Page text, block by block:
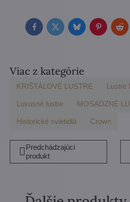
FacebookTwitterBlueskyPinterest
Viac z kategórie
KRIŠTÁĽOVÉ LUSTRE Lustre
Luxusné lustre MOSADZNÉ
Historické svietidlá Crown
Predchádzajúci
produkt